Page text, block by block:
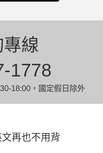
線
1778
18:00，國定假日除外
再也不用背